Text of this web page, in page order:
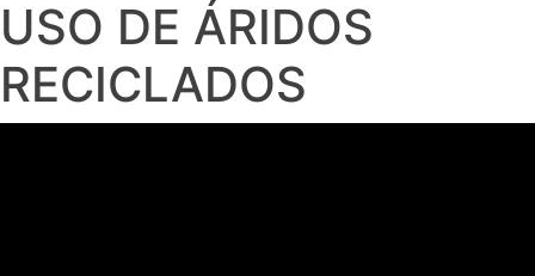
USO DE ÁRIDOS
RECICLADOS